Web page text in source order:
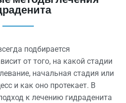
подбирается
от того, на какой стадии
начальная стадия или
и как оно протекает. В
к лечению гидраденита